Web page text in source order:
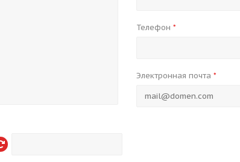
Телефон *
Электронная почта *